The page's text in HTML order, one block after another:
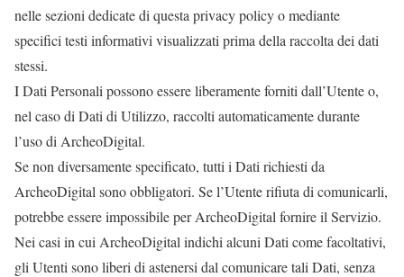
nelle sezioni dedicate di questa privacy policy o mediante
specifici testi informativi visualizzati prima della raccolta dei dati
stessi.
I Dati Personali possono essere liberamente forniti dall’Utente o,
nel caso di Dati di Utilizzo, raccolti automaticamente durante
l’uso di ArcheoDigital.
Se non diversamente specificato, tutti i Dati richiesti da
ArcheoDigital sono obbligatori. Se l’Utente rifiuta di comunicarli,
potrebbe essere impossibile per ArcheoDigital fornire il Servizio.
Nei casi in cui ArcheoDigital indichi alcuni Dati come facoltativi,
gli Utenti sono liberi di astenersi dal comunicare tali Dati, senza